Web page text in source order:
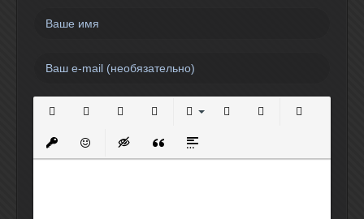
Вставить защищенную ссылку
Вставить смайлик
Вставка скрытого текста
Вставка цитаты
Вставка спойлера